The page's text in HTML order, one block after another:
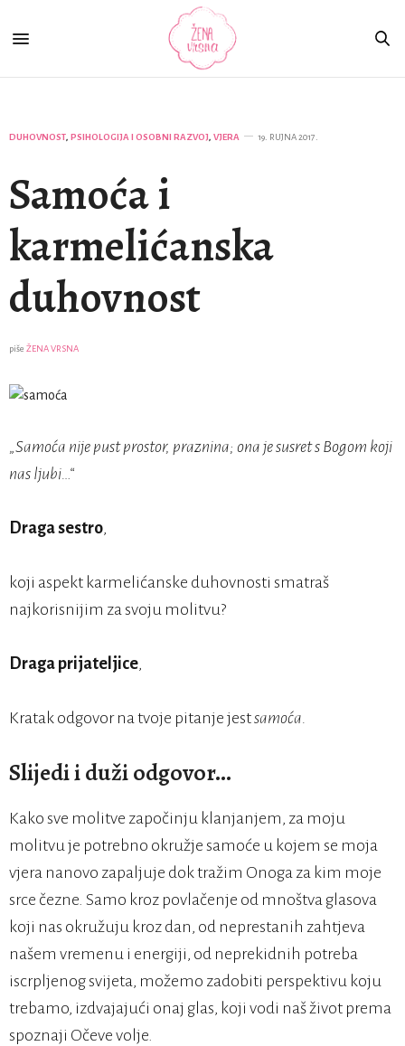
DUHOVNOST, PSIHOLOGIJA I OSOBNI RAZVOJ, VJERA 19. RUJNA 2017.
Samoća i
karmelićanska
duhovnost
piše ŽENA VRSNA
„Samoća nije pust prostor, praznina; ona je susret s Bogom koji
nas ljubi…“
Draga sestro,
koji aspekt karmelićanske duhovnosti smatraš
najkorisnijim za svoju molitvu?
Draga prijateljice,
Kratak odgovor na tvoje pitanje jestsamoća.
Slijedi i duži odgovor…
Kako sve molitve započinju klanjanjem, za moju
molitvu je potrebno okružje samoće u kojem se moja
vjera nanovo zapaljuje dok tražim Onoga za kim moje
srce čezne. Samo kroz povlačenje od mnoštva glasova
koji nas okružuju kroz dan, od neprestanih zahtjeva
našem vremenu i energiji, od neprekidnih potreba
iscrpljenog svijeta, možemo zadobiti perspektivu koju
trebamo, izdvajajući onaj glas, koji vodi naš život prema
spoznaji Očeve volje.